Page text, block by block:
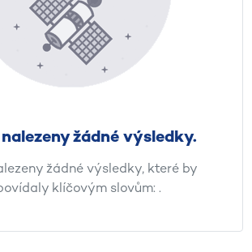
žádné výsledky.
žádné výsledky, které by
klíčovým slovům: .